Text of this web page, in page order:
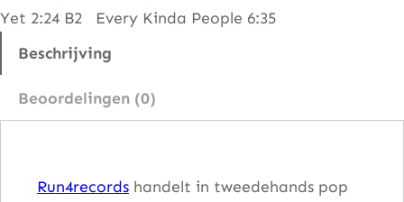
p
–
Yet 2:24 B2 Every Kinda People 6:35
Beschrijving
Beoordelingen (0)
Run4records handelt in tweedehands pop